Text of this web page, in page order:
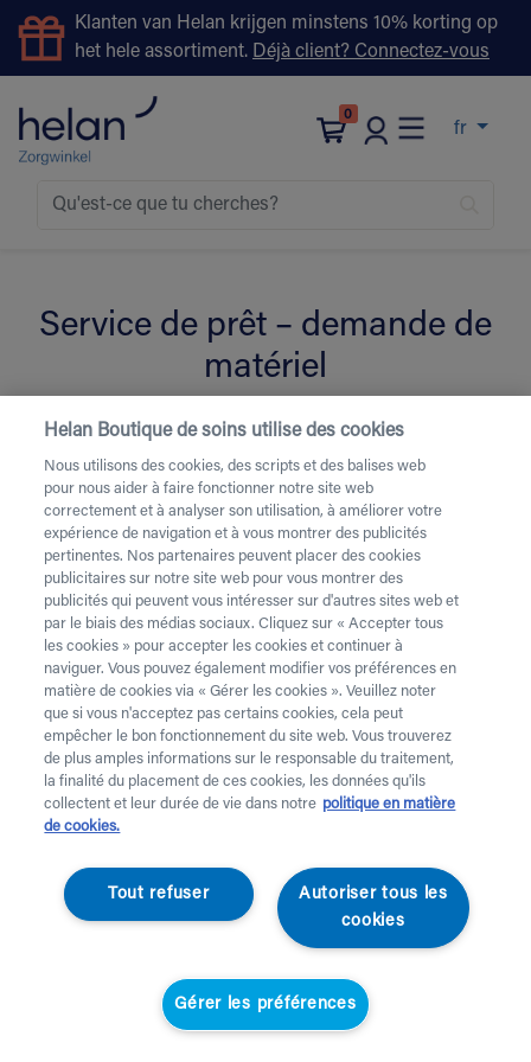
Klanten van Helan krijgen minstens 10% korting op
het hele assortiment. Déjà client? Connectez-vous
0
fr
Service de prêt – demande de
matériel
Remplissez le formulaire ci-dessous pour la location de
matériel de soins.Besoin d’une livraison urgente ou
d’une livraison le week-end? Contactez-nous par
téléphone au 02 218 22 22.
Vous avez besoin de béquilles? Celles-ci sont
uniquement disponibles à l’achat. Vous souhaitez faire
retirer du matériel de location ? C’est possibleici
Attention ! Vous louez pour au moins 1 mois et payes
des frais de service. Vérifiez les prixici. Une livraison
standard prend 2 jours ouvrables, une livraison urgente
est effectuée à domicile le jour ouvrable suivant.
Aucune livraison n’a lieu les jours fériés.
Prénom *
Helan Boutique de soins utilise des cookies
Nous utilisons des cookies, des scripts et des balises web
pour nous aider à faire fonctionner notre site web
correctement et à analyser son utilisation, à améliorer votre
expérience de navigation et à vous montrer des publicités
pertinentes. Nos partenaires peuvent placer des cookies
publicitaires sur notre site web pour vous montrer des
publicités qui peuvent vous intéresser sur d'autres sites web et
par le biais des médias sociaux. Cliquez sur « Accepter tous
les cookies » pour accepter les cookies et continuer à
naviguer. Vous pouvez également modifier vos préférences en
matière de cookies via « Gérer les cookies ». Veuillez noter
que si vous n'acceptez pas certains cookies, cela peut
empêcher le bon fonctionnement du site web. Vous trouverez
de plus amples informations sur le responsable du traitement,
la finalité du placement de ces cookies, les données qu'ils
collectent et leur durée de vie dans notre politique en matière
de cookies.
Autoriser tous les
cookies
Tout refuser
Gérer les préférences